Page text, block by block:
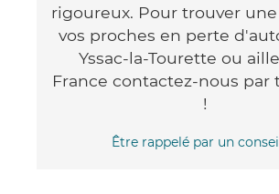
rigoureux. Pour trouver
vos proches en perte
Yssac-la-Tourette ou
France contactez-nous par
!
Être rappelé par un